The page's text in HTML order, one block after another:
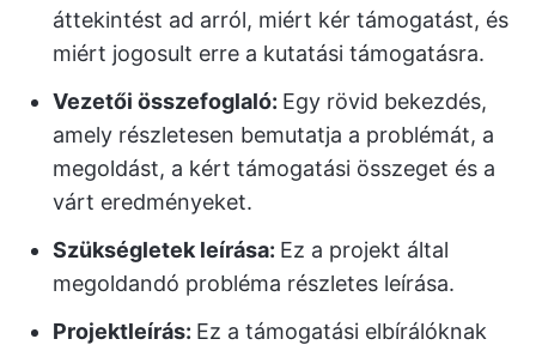
áttekintést ad arról, miért kér támogatást, és
miért jogosult erre a kutatási támogatásra.
Vezetői összefoglaló: Egy rövid bekezdés,
amely részletesen bemutatja a problémát, a
megoldást, a kért támogatási összeget és a
várt eredményeket.
Szükségletek leírása: Ez a projekt által
megoldandó probléma részletes leírása.
Projektleírás: Ez a támogatási elbírálóknak